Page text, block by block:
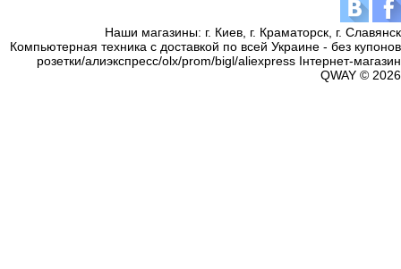
Наши магазины: г. Киев, г. Краматорск, г. Славянск
Компьютерная техника с доставкой по всей Украине - без купонов
розетки/алиэкспресс/olx/prom/bigl/aliexpress Інтернет-магазин
QWAY © 2026